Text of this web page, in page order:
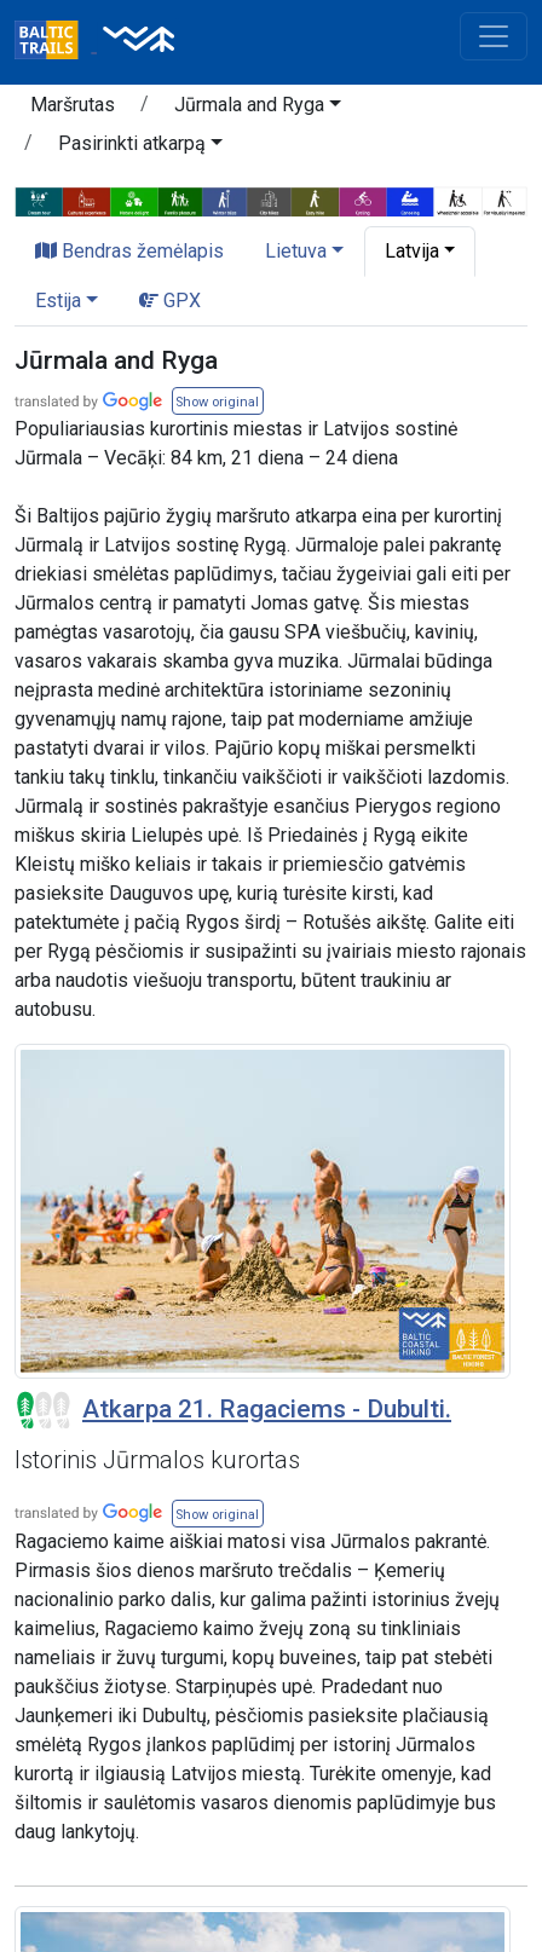
Maršrutas
Jūrmala and Ryga
Pasirinkti atkarpą
Bendras žemėlapis Lietuva Latvija
Estija GPX
Jūrmala and Ryga
Show original
Populiariausias kurortinis miestas ir Latvijos sostinė
Jūrmala – Vecāķi: 84 km, 21 diena – 24 diena
Ši Baltijos pajūrio žygių maršruto atkarpa eina per kurortinį
Jūrmalą ir Latvijos sostinę Rygą. Jūrmaloje palei pakrantę
driekiasi smėlėtas paplūdimys, tačiau žygeiviai gali eiti per
Jūrmalos centrą ir pamatyti Jomas gatvę. Šis miestas
pamėgtas vasarotojų, čia gausu SPA viešbučių, kavinių,
vasaros vakarais skamba gyva muzika. Jūrmalai būdinga
neįprasta medinė architektūra istoriniame sezoninių
gyvenamųjų namų rajone, taip pat moderniame amžiuje
pastatyti dvarai ir vilos. Pajūrio kopų miškai persmelkti
tankiu takų tinklu, tinkančiu vaikščioti ir vaikščioti lazdomis.
Jūrmalą ir sostinės pakraštyje esančius Pierygos regiono
miškus skiria Lielupės upė. Iš Priedainės į Rygą eikite
Kleistų miško keliais ir takais ir priemiesčio gatvėmis
pasieksite Dauguvos upę, kurią turėsite kirsti, kad
patektumėte į pačią Rygos širdį – Rotušės aikštę. Galite eiti
per Rygą pėsčiomis ir susipažinti su įvairiais miesto rajonais
arba naudotis viešuoju transportu, būtent traukiniu ar
autobusu.
Atkarpa 21. Ragaciems - Dubulti.
Istorinis Jūrmalos kurortas
Show original
Ragaciemo kaime aiškiai matosi visa Jūrmalos pakrantė.
Pirmasis šios dienos maršruto trečdalis – Ķemerių
nacionalinio parko dalis, kur galima pažinti istorinius žvejų
kaimelius, Ragaciemo kaimo žvejų zoną su tinkliniais
nameliais ir žuvų turgumi, kopų buveines, taip pat stebėti
paukščius žiotyse. Starpiņupės upė. Pradedant nuo
Jaunķemeri iki Dubultų, pėsčiomis pasieksite plačiausią
smėlėtą Rygos įlankos paplūdimį per istorinį Jūrmalos
kurortą ir ilgiausią Latvijos miestą. Turėkite omenyje, kad
šiltomis ir saulėtomis vasaros dienomis paplūdimyje bus
daug lankytojų.